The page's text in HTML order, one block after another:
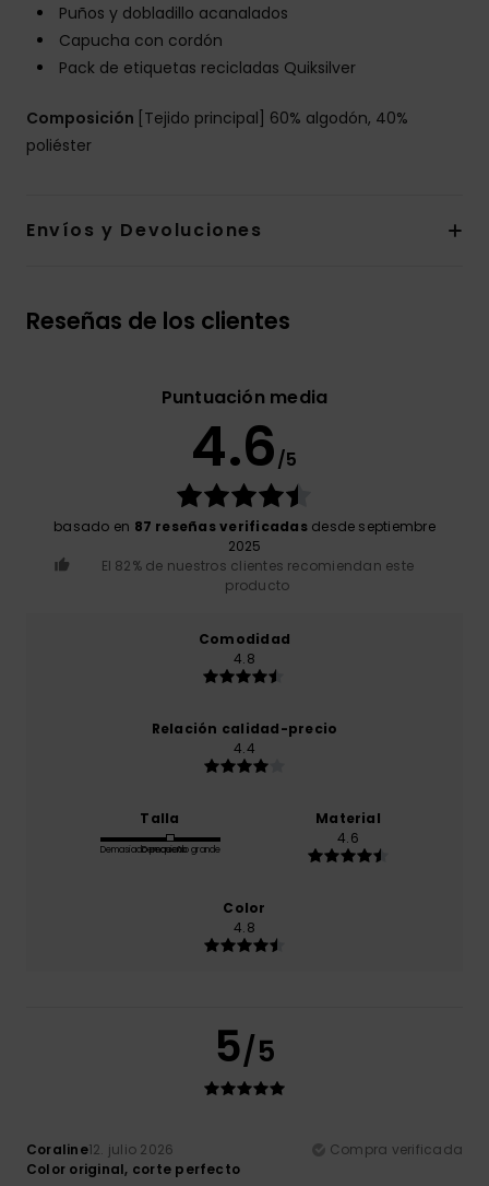
Puños y dobladillo acanalados
Capucha con cordón
Pack de etiquetas recicladas Quiksilver
Composición [Tejido principal] 60% algodón, 40%
poliéster
Envíos y Devoluciones
Reseñas de los clientes
Puntuación media
4.6/5
basado en 87 reseñas verificadasdesde septiembre
2025
El 82% de nuestros clientes recomiendan este
producto
Comodidad
4.8
Relación calidad-precio
4.4
Talla
Demasiado pequeño
Demasiado grande
Material
4.6
Color
4.8
5/5
Coraline12. julio 2026
Compra verificada
Color original, corte perfecto